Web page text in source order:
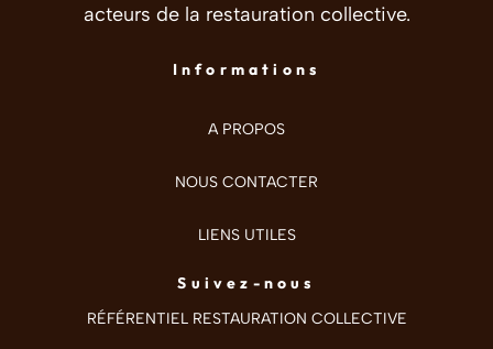
acteurs de la restauration collective.
Informations
A PROPOS
NOUS CONTACTER
LIENS UTILES
Suivez-nous
RÉFÉRENTIEL RESTAURATION COLLECTIVE